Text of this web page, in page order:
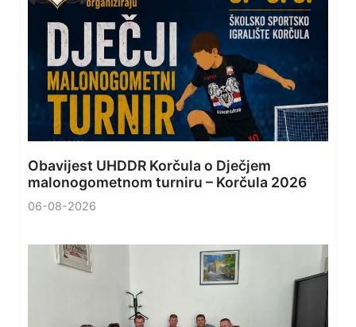
Obavijest UHDDR Korčula o Dječjem
malonogometnom turniru – Korčula 2026
06-08-2026